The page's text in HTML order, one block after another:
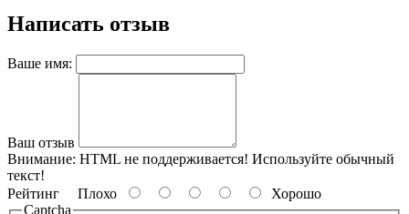
Написать отзыв
Ваше имя:
Ваш отзыв
Внимание: HTML не поддерживается! Используйте обычный
текст!
Рейтинг Плохо
Хорошо
Captcha